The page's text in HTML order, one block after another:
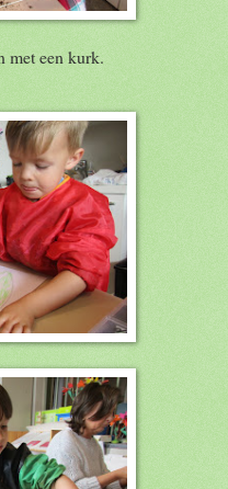
met een kurk.